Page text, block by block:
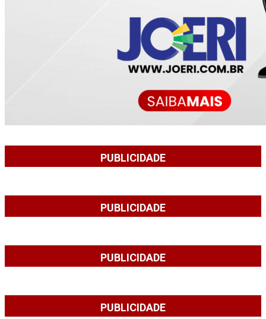
PUBLICIDADE
PUBLICIDADE
PUBLICIDADE
PUBLICIDADE